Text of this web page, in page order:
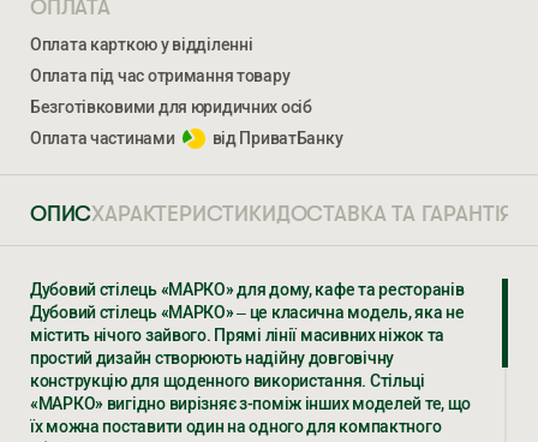
ОПЛАТА
Оплата карткою у відділенні
Оплата під час отримання товару
Безготівковими для юридичних осіб
Оплата частинами
від ПриватБанку
ОПИСХАРАКТЕРИСТИКИДОСТАВКА ТА ГАРАНТІЯ
Дубовий стілець «МАРКО» для дому, кафе та ресторанів
Дубовий стілець «МАРКО» – це класична модель, яка не
містить нічого зайвого. Прямі лінії масивних ніжок та
простий дизайн створюють надійну довговічну
конструкцію для щоденного використання. Стільці
«МАРКО» вигідно вирізняє з-поміж інших моделей те, що
їх можна поставити один на одного для компактного
Ми відкриті для співпраці з компаніями, які займаються
облаштуванням житлової та комерційної нерухомості
ВВЕДІТЬ ВАШЕ ПРІЗВИЩЕ ТА ІМ’Я *
МАРКО